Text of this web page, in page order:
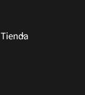
Tienda